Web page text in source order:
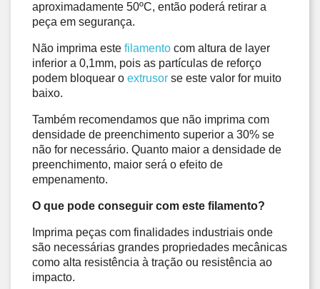
aproximadamente 50ºC, então poderá retirar a
peça em segurança.
Não imprima este filamento com altura de layer
inferior a 0,1mm, pois as partículas de reforço
podem bloquear o extrusor se este valor for muito
baixo.
Também recomendamos que não imprima com
densidade de preenchimento superior a 30% se
não for necessário. Quanto maior a densidade de
preenchimento, maior será o efeito de
empenamento.
O que pode conseguir com este filamento?
Imprima peças com finalidades industriais onde
são necessárias grandes propriedades mecânicas
como alta resistência à tração ou resistência ao
impacto.